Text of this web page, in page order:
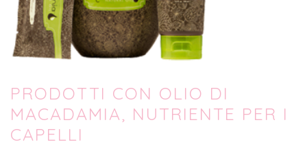
PRODOTTI CON OLIO DI
MACADAMIA, NUTRIENTE PER I
CAPELLI